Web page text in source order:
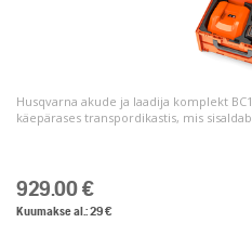
Husqvarna akude ja laadija komplekt
käepärases transpordikastis, mis
929.00 €
Kuumakse al.: 29 €